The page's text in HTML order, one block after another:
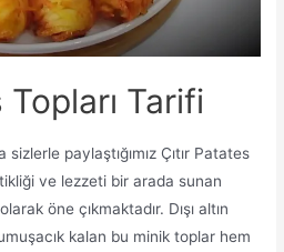
Topları Tarifi
paylaştığımız Çıtır Patates
ve lezzeti bir arada sunan
öne çıkmaktadır. Dışı altın
kalan bu minik toplar hem